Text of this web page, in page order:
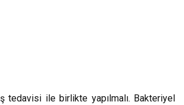
tedavisi ile birlikte yapılmalı. Bakteriyel